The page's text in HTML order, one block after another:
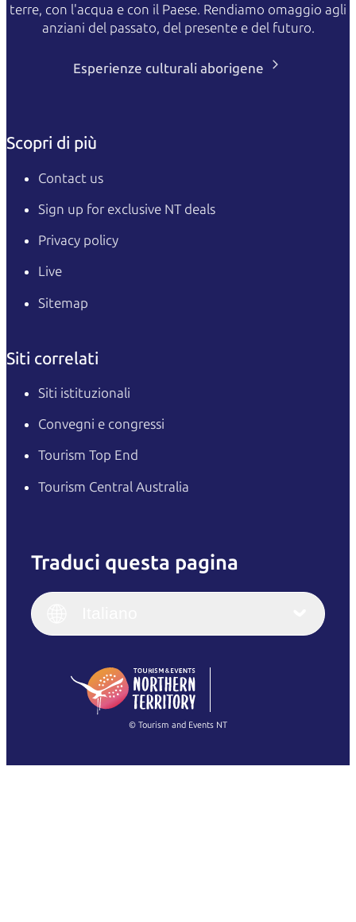
terre, con l'acqua e con il Paese. Rendiamo omaggio agli
anziani del passato, del presente e del futuro.
Esperienze culturali aborigene
Scopri di più
Contact us
Sign up for exclusive NT deals
Privacy policy
Live
Sitemap
Siti correlati
Siti istituzionali
Convegni e congressi
Tourism Top End
Tourism Central Australia
Traduci questa pagina
English
(Singapore)
Français
Italiano
繁體中文
© Tourism and Events NT